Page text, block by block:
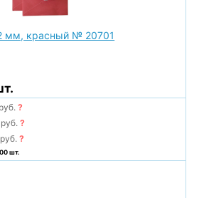
мм, красный № 20701
?
руб.?
?
шт.